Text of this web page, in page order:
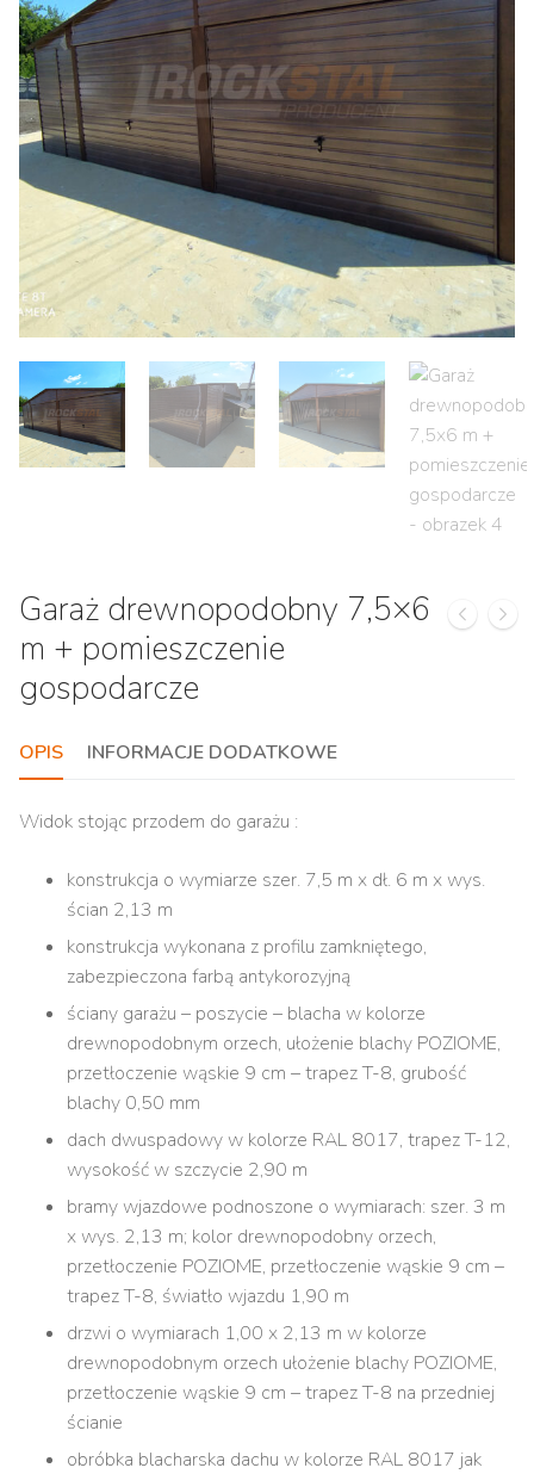
Garaż drewnopodobny 7,5×6
m + pomieszczenie
gospodarcze
OPIS INFORMACJE DODATKOWE
Widok stojąc przodem do garażu :
konstrukcja o wymiarze szer. 7,5 m x dł. 6 m x wys.
ścian 2,13 m
konstrukcja wykonana z profilu zamkniętego,
zabezpieczona farbą antykorozyjną
ściany garażu – poszycie – blacha w kolorze
drewnopodobnym orzech, ułożenie blachy POZIOME,
przetłoczenie wąskie 9 cm – trapez T-8, grubość
blachy 0,50 mm
dach dwuspadowy w kolorze RAL 8017, trapez T-12,
wysokość w szczycie 2,90 m
bramy wjazdowe podnoszone o wymiarach: szer. 3 m
x wys. 2,13 m; kolor drewnopodobny orzech,
przetłoczenie POZIOME, przetłoczenie wąskie 9 cm –
trapez T-8, światło wjazdu 1,90 m
drzwi o wymiarach 1,00 x 2,13 m w kolorze
drewnopodobnym orzech ułożenie blachy POZIOME,
przetłoczenie wąskie 9 cm – trapez T-8 na przedniej
ścianie
obróbka blacharska dachu w kolorze RAL 8017 jak